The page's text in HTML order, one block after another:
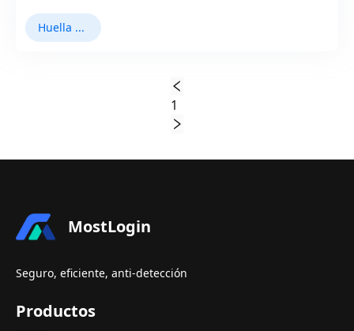
Huella digital del navegador
1
MostLogin
Seguro, eficiente, anti-detección
Productos